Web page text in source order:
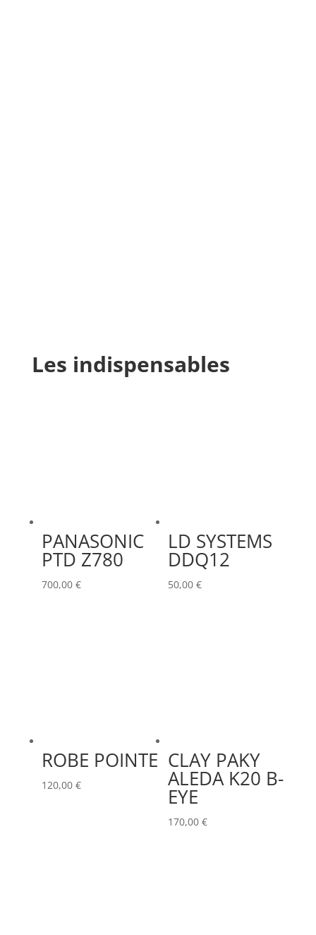
Les indispensables
PANASONIC
PTD Z780
700,00 €
LD SYSTEMS
DDQ12
50,00 €
ROBE POINTE
120,00 €
CLAY PAKY
ALEDA K20 B-
EYE
170,00 €